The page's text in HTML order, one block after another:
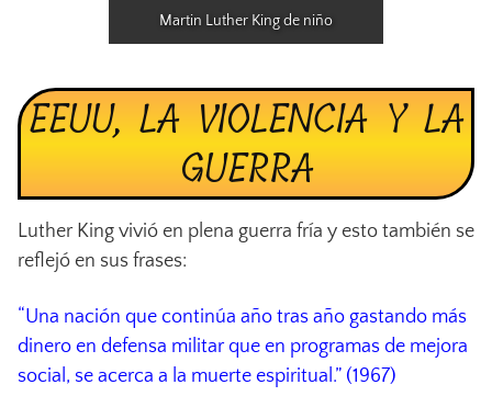
Martin Luther King de niño
EEUU, LA VIOLENCIA Y LA
GUERRA
Luther King vivió en plena guerra fría y esto también se
reflejó en sus frases:
“Una nación que continúa año tras año gastando más
dinero en defensa militar que en programas de mejora
social, se acerca a la muerte espiritual.” (1967)